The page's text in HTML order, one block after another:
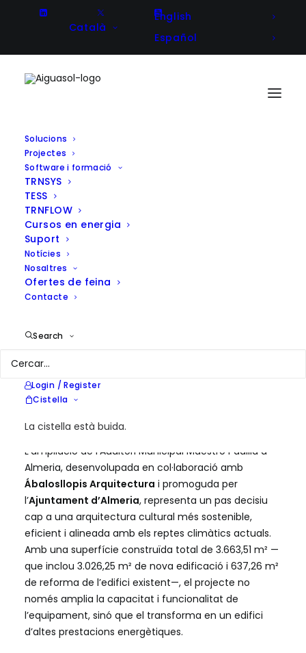
Català
English
Español
Solucions
Projectes
Software i formació
TRNSYS
TESS
TRNFLOW
Cursos en energia
Suport
Notícies
Nosaltres
Ofertes de feina
Contacte
Search
Login / Register
Cistella
La cistella està buida.
L’ampliació de l’Auditori Maestro
Padilla: una estratègia en
eficiència energètica i
sostenibilitat
Client
Year
Services
L’ampliació de l’Auditori Municipal Maestro Padilla a
Almeria, desenvolupada en col·laboració amb
Ábalosllopis Arquitectura i promoguda per
l’Ajuntament d’Almeria, representa un pas decisiu
cap a una arquitectura cultural més sostenible,
eficient i alineada amb els reptes climàtics actuals.
Amb una superfície construïda total de 3.663,51 m² —
que inclou 3.026,25 m² de nova edificació i 637,26 m²
de reforma de l’edifici existent—, el projecte no
només amplia la capacitat i funcionalitat de
l’equipament, sinó que el transforma en un edifici
d’altes prestacions energètiques.